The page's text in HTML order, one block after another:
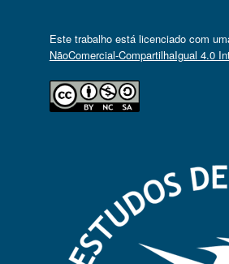
Este trabalho está licenciado com
NãoComercial-CompartilhaIgual 4.0